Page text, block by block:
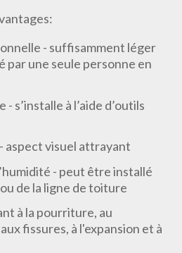
- suffisamment léger
par une seule personne en
s’installe à l’aide d’outils
aspect visuel attrayant
- peut être installé
de la ligne de toiture
à la pourriture, au
fissures, à l'expansion et à